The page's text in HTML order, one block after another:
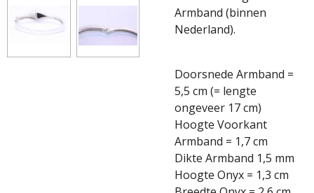
Armband (binnen
Nederland).
Doorsnede Armband =
5,5 cm (= lengte
ongeveer 17 cm)
Hoogte Voorkant
Armband = 1,7 cm
Dikte Armband 1,5 mm
Hoogte Onyx = 1,3 cm